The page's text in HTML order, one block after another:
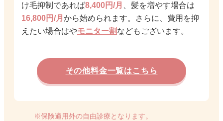
け毛抑制であれば8,400円/月
、髪を増やす場合は
16,800円/月 から始められます。さらに、費用を抑
えたい場合はやモニター割などもございます。
その他料金一覧はこちら
保険適用外の自由診療となります。